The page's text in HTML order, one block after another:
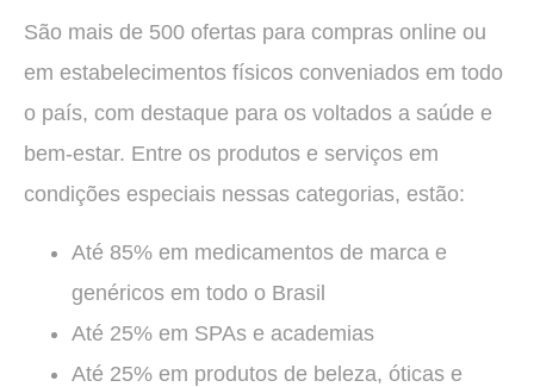
São mais de 500 ofertas para compras online ou
em estabelecimentos físicos conveniados em todo
o país, com destaque para os voltados a saúde e
bem-estar. Entre os produtos e serviços em
condições especiais nessas categorias, estão:
Até 85% em medicamentos de marca e
genéricos em todo o Brasil
Até 25% em SPAs e academias
Até 25% em produtos de beleza, óticas e